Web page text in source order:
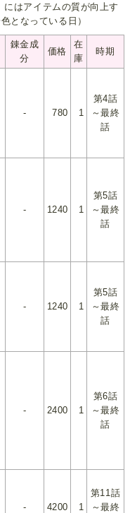
にはアイテムの質が向上す
となっている日）
錬金成
分
価格
在
庫
時期
- 780 1
第4話
～最終
話
- 1240 1
第5話
～最終
話
- 1240 1
第5話
～最終
話
- 2400 1
第6話
～最終
話
- 4200 1
第11話
～最終